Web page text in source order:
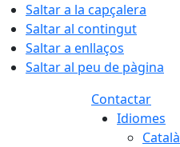
Saltar a la capçalera
Saltar al contingut
Saltar a enllaços
Saltar al peu de pàgina
Contactar
Idiomes
Català